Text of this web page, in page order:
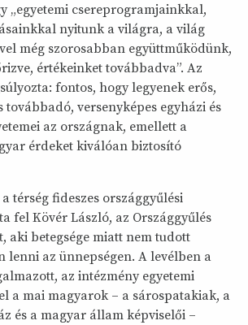
„egyetemi csereprogramjainkkal,
nyitunk a világra, a világ
még szorosabban együttműködünk,
értékeinket továbbadva”. Az
fontos, hogy legyenek erős,
továbbadó, versenyképes egyházi és
az országnak, emellett a
érdeket kiválóan biztosító
térség fideszes országgyűlési
fel Kövér László, az Országgyűlés
aki betegsége miatt nem tudott
lenni az ünnepségen. A levélben a
az intézmény egyetemi
a mai magyarok – a sárospatakiak, a
és a magyar állam képviselői –